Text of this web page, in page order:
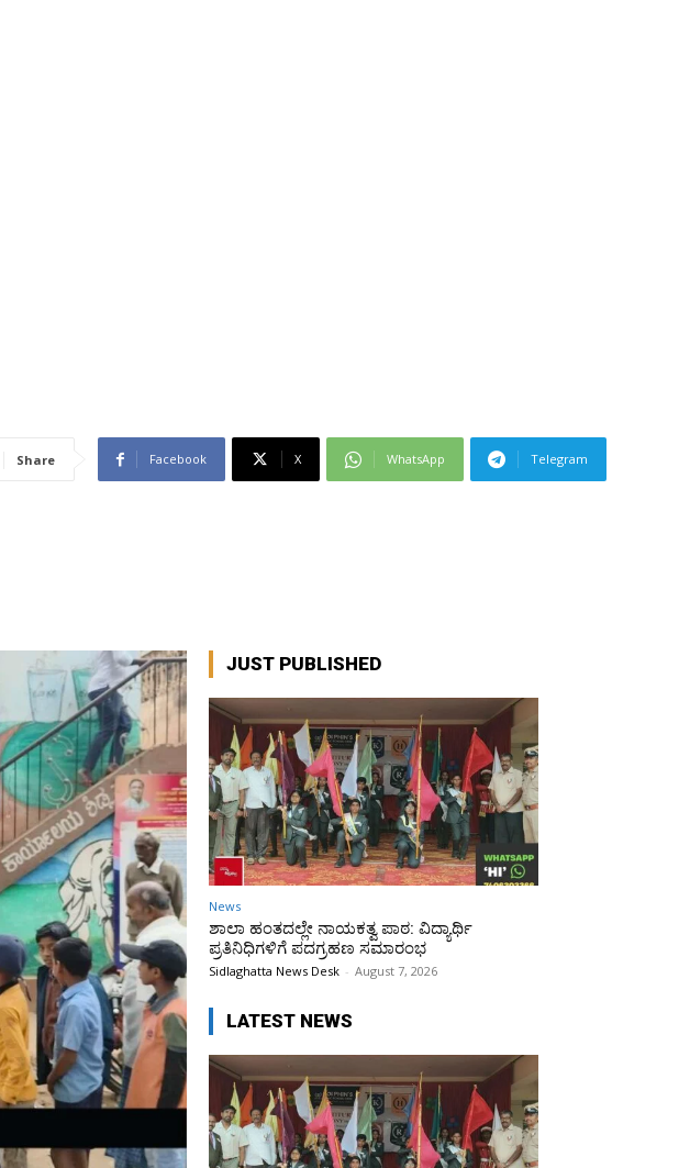
Share Facebook X WhatsApp Telegram
JUST PUBLISHED
News
ಶಾಲಾ ಹಂತದಲ್ಲೇ ನಾಯಕತ್ವ ಪಾಠ: ವಿದ್ಯಾರ್ಥಿ
ಪ್ರತಿನಿಧಿಗಳಿಗೆ ಪದಗ್ರಹಣ ಸಮಾರಂಭ
Sidlaghatta News Desk - August 7, 2026
LATEST NEWS